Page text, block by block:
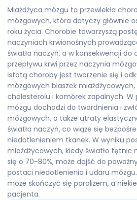
Miażdżyca mózgu to przewlekła
mózgowych, która dotyczy głównie
roku życia. Chorobie towarzyszą
naczyniach krwionośnych
światła naczyń, a w konsekwencji do
przepływu krwi przez naczynia
istotą choroby jest tworzenie się i
mózgowych blaszek
cholesterolu i komórek zapalnych. W
mózgu dochodzi do twardnienia i
mózgowych, a także utraty
światła naczyń, co wiąże się
niedotlenieniem tkanek. W wyniku
miażdżycowych, kiedy światło tętnic
się o 70-80%, może dojść do
postaci niedotlenienia i udaru
może skończyć się paraliżem, a
pacjenta.